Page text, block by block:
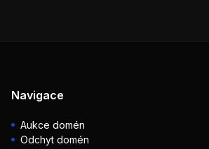
Navigace
Aukce domén
Odchyt domén